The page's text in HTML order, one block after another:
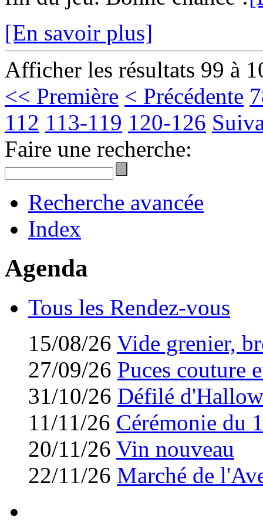
[En savoir plus]
Afficher les résultats 99 à
<< Première < Précédente
112 113-119 120-126
Faire une recherche:
Recherche avancée
Index
Agenda
Tous les Rendez-vous
15/08/26 Vide grenier,
27/09/26 Puces couture
31/10/26 Défilé
11/11/26 Cérémonie du
20/11/26 Vin nouveau
22/11/26 Marché de